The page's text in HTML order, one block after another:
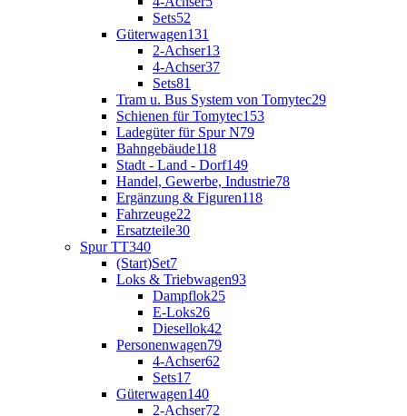
Sets52
Güterwagen131
2-Achser13
4-Achser37
Sets81
Tram u. Bus System von Tomytec29
Schienen für Tomytec153
Ladegüter für Spur N79
Bahngebäude118
Stadt - Land - Dorf149
Handel, Gewerbe, Industrie78
Ergänzung & Figuren118
Fahrzeuge22
Ersatzteile30
Spur TT340
(Start)Set7
Loks & Triebwagen93
Dampflok25
E-Loks26
Diesellok42
Personenwagen79
4-Achser62
Sets17
Güterwagen140
2-Achser72